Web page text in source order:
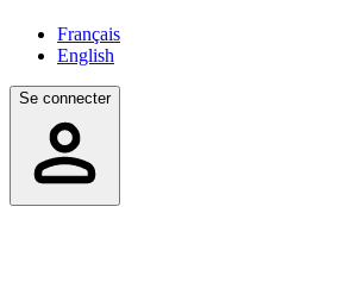
Français
English
Se connecter